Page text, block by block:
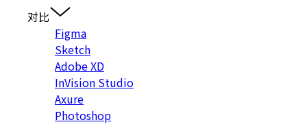
对比
Figma
Sketch
Adobe XD
InVision Studio
Axure
Photoshop